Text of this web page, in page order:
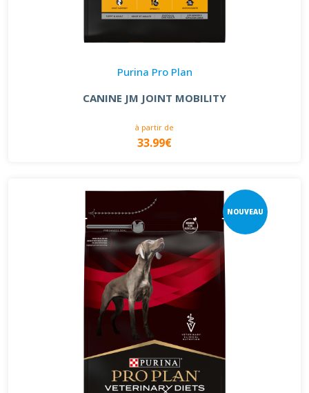
Purina Pro Plan
CANINE JM JOINT MOBILITY
à partir de
33.99€
NOUVEAU